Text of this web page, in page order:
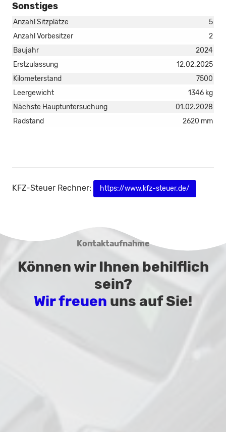
Sonstiges
Anzahl Sitzplätze
5
Anzahl Vorbesitzer
2
Baujahr
2024
Erstzulassung
12.02.2025
Kilometerstand
7500
Leergewicht
1346 kg
Nächste Hauptuntersuchung
01.02.2028
Radstand
2620 mm
KFZ-Steuer Rechner: https://www.kfz-steuer.de/
Kontaktaufnahme
Können wir Ihnen behilflich
sein?
Wir freuen uns auf Sie!